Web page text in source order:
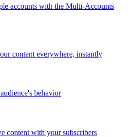
accounts with the Multi-Accounts
content everywhere, instantly
behavior
content with your subscribers